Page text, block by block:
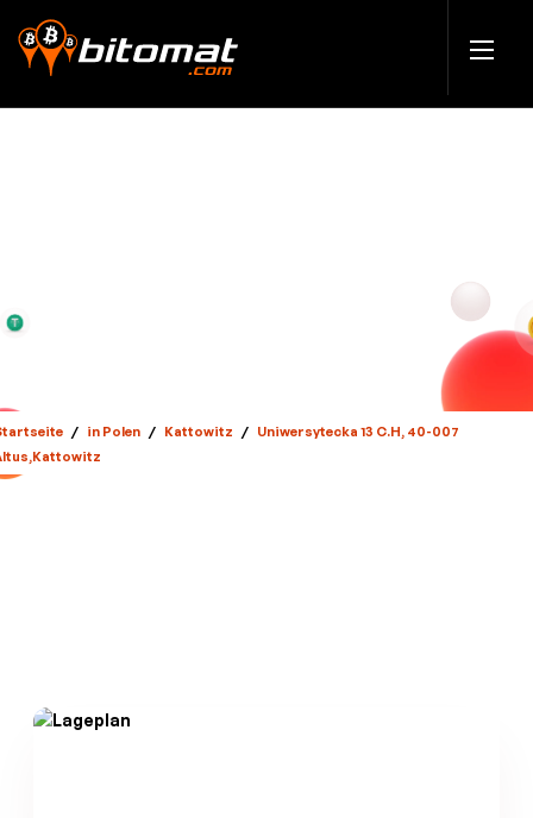
/ in Polen / Kattowitz / Uniwersytecka 13 C.H, 40-007